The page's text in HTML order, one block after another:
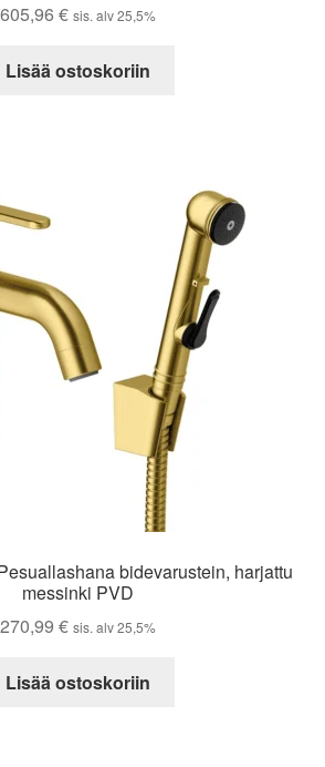
605,96 € sis. alv 25,5%
Lisää ostoskoriin
bidevarustein, harjattu
messinki PVD
270,99 € sis. alv 25,5%
Lisää ostoskoriin